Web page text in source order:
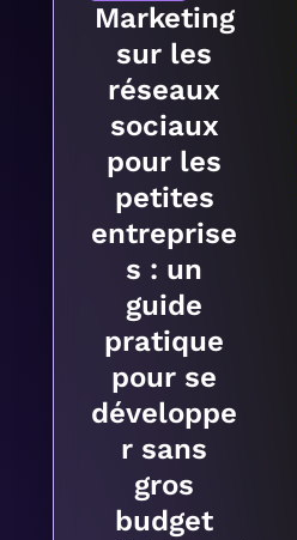
Marketing
sur les
réseaux
sociaux
pour les
petites
entreprise
s : un
guide
pratique
pour se
développe
r sans
gros
budget